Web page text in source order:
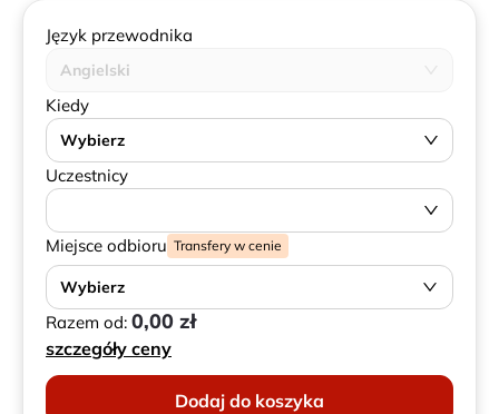
Język przewodnika
Angielski
Kiedy
Wybierz
Uczestnicy
Miejsce odbioru Transfery w cenie
Wybierz
Razem od: 0,00 zł
szczegóły ceny
Dodaj do koszyka